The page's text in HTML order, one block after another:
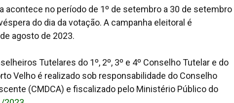
acontece no período de 1º de setembro a 30 de setembro
do dia da votação. A campanha eleitoral é
agosto de 2023.
Tutelares do 1º, 2º, 3º e 4º Conselho Tutelar e do
Velho é realizado sob responsabilidade do Conselho
(CMDCA) e fiscalizado pelo Ministério Público do